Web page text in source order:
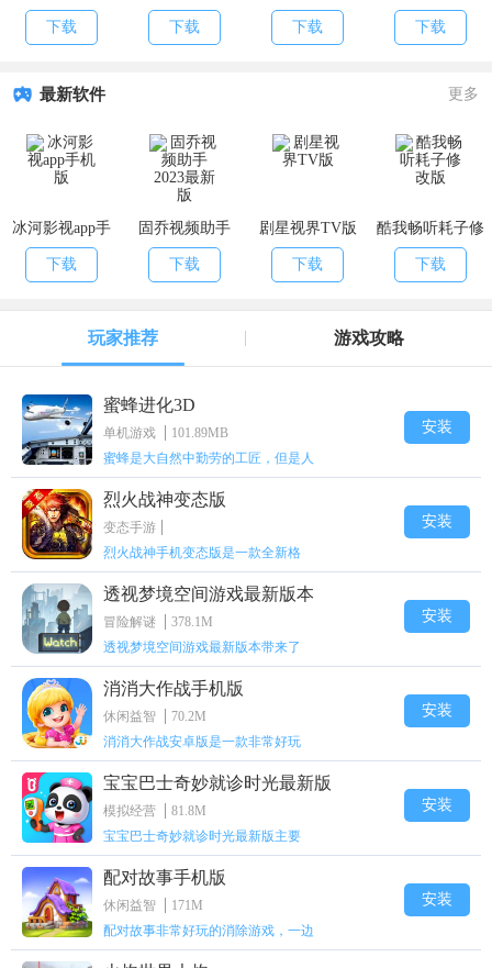
改器版
下载
文最新版
下载
原版
下载
自带金手指版
下载
最新软件 更多
冰河影视app手
机版
下载
固乔视频助手
2023最新版
下载
剧星视界TV版
下载
酷我畅听耗子修
改版
下载
玩家推荐 游戏攻略
蜜蜂进化3D
单机游戏
101.89MB
蜜蜂是大自然中勤劳的工匠，但是人
安装
烈火战神变态版
变态手游
烈火战神手机变态版是一款全新格
安装
透视梦境空间游戏最新版本
冒险解谜
378.1M
透视梦境空间游戏最新版本带来了
安装
消消大作战手机版
休闲益智
70.2M
消消大作战安卓版是一款非常好玩
安装
宝宝巴士奇妙就诊时光最新版
模拟经营
81.8M
宝宝巴士奇妙就诊时光最新版主要
安装
配对故事手机版
休闲益智
171M
配对故事非常好玩的消除游戏，一边
安装